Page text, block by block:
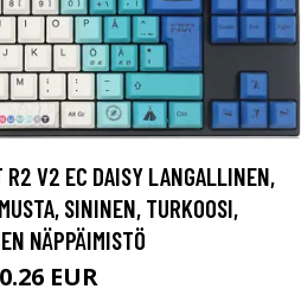
R2 V2 EC DAISY LANGALLINEN,
SININEN, TURKOOSI,
NÄPPÄIMISTÖ
EUR